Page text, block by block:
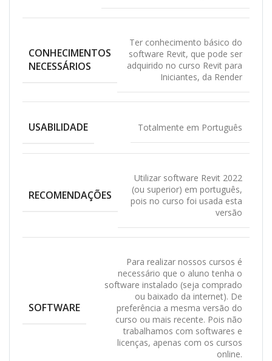
CONHECIMENTOS
NECESSÁRIOS
Ter conhecimento básico do
software Revit, que pode ser
adquirido no curso Revit para
Iniciantes, da Render
USABILIDADE Totalmente em Português
RECOMENDAÇÕES
Utilizar software Revit 2022
(ou superior) em português,
pois no curso foi usada esta
versão
SOFTWARE
Para realizar nossos cursos é
necessário que o aluno tenha o
software instalado (seja comprado
ou baixado da internet). De
preferência a mesma versão do
curso ou mais recente. Pois não
trabalhamos com softwares e
licenças, apenas com os cursos
online.